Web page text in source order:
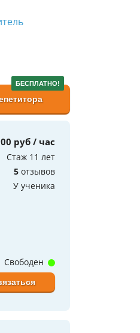
БЕСПЛАТНО!
руб / час
Стаж 11 лет
5 отзывов
У ученика
Свободен